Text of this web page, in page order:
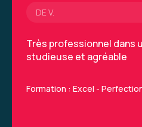
DE V.
Très professionnel dans
studieuse et agréable
Formation : Excel -